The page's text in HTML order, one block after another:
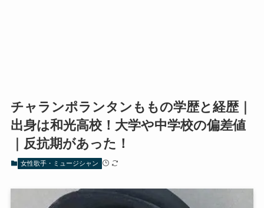
チャランポランタンももの学歴と経歴｜
出身は和光高校！大学や中学校の偏差値
｜反抗期があった！
女性歌手・ミュージシャン